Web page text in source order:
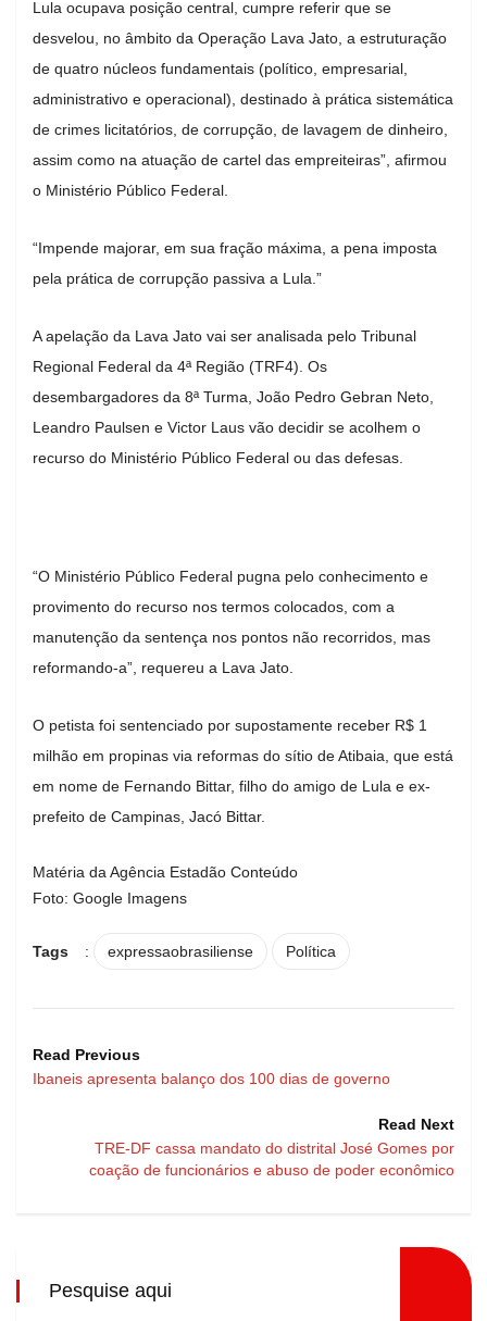
Lula ocupava posição central, cumpre referir que se
desvelou, no âmbito da Operação Lava Jato, a estruturação
de quatro núcleos fundamentais (político, empresarial,
administrativo e operacional), destinado à prática sistemática
de crimes licitatórios, de corrupção, de lavagem de dinheiro,
assim como na atuação de cartel das empreiteiras”, afirmou
o Ministério Público Federal.
“Impende majorar, em sua fração máxima, a pena imposta
pela prática de corrupção passiva a Lula.”
A apelação da Lava Jato vai ser analisada pelo Tribunal
Regional Federal da 4ª Região (TRF4). Os
desembargadores da 8ª Turma, João Pedro Gebran Neto,
Leandro Paulsen e Victor Laus vão decidir se acolhem o
recurso do Ministério Público Federal ou das defesas.
“O Ministério Público Federal pugna pelo conhecimento e
provimento do recurso nos termos colocados, com a
manutenção da sentença nos pontos não recorridos, mas
reformando-a”, requereu a Lava Jato.
O petista foi sentenciado por supostamente receber R$ 1
milhão em propinas via reformas do sítio de Atibaia, que está
em nome de Fernando Bittar, filho do amigo de Lula e ex-
prefeito de Campinas, Jacó Bittar.
Matéria da Agência Estadão Conteúdo
Foto: Google Imagens
Tags : expressaobrasiliense Política
Read Previous
Ibaneis apresenta balanço dos 100 dias de governo
Read Next
TRE-DF cassa mandato do distrital José Gomes por
coação de funcionários e abuso de poder econômico
Pesquise aqui